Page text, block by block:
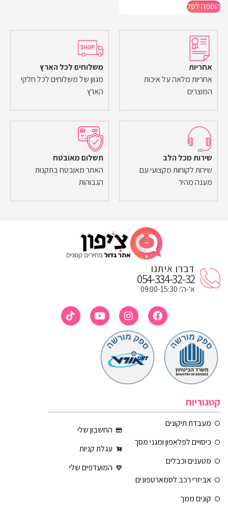
הוספה לסל
אחריות
אחריות מלאה על איכות
המוצרים
משלוחים לכל הארץ
מגוון של משלוחים לכל חלקי
הארץ
שירות מכל הלב
שירות לקוחות מקצועי עם
מענה מהיר
תשלום מאובטח
האתר מאובטח בתקנות
הגבוהות
דברו איתנו
054-334-32-32
א'-ה': 09:00-15:30
קטגוריות
מעבדת תיקונים
כיסויים לפלאפון ומגני מסך
מטענים וכבלים
אביזרי רכב לסמארטפונים
קונים ממך
החשבון שלי
עגלת קניות
המועדפים שלי